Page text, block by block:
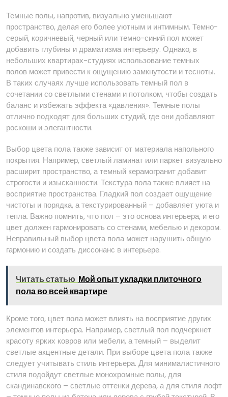
Темные полы, напротив, визуально уменьшают
пространство, делая его более уютным и интимным. Темно-
серый, коричневый, черный или темно-синий пол может
добавить глубины и драматизма интерьеру. Однако, в
небольших квартирах-студиях использование темных
полов может привести к ощущению замкнутости и тесноты.
В таких случаях лучше использовать темный пол в
сочетании со светлыми стенами и потолком, чтобы создать
баланс и избежать эффекта «давления». Темные полы
отлично подходят для больших студий, где они добавляют
роскоши и элегантности.
Выбор цвета пола также зависит от материала напольного
покрытия. Например, светлый ламинат или паркет визуально
расширит пространство, а темный керамогранит добавит
строгости и изысканности. Текстура пола также влияет на
восприятие пространства. Гладкий пол создает ощущение
чистоты и порядка, а текстурированный – добавляет уюта и
тепла. Важно помнить, что пол – это основа интерьера, и его
цвет должен гармонировать со стенами, мебелью и декором.
Неправильный выбор цвета пола может нарушить общую
гармонию и создать диссонанс в интерьере.
Читать статью Мой опыт укладки плиточного
пола во всей квартире
Кроме того, цвет пола может влиять на восприятие других
элементов интерьера. Например, светлый пол подчеркнет
красоту ярких ковров или мебели, а темный – выделит
светлые акцентные детали. При выборе цвета пола также
следует учитывать стиль интерьера. Для минималистичного
стиля подойдут светлые монохромные полы, для
скандинавского – светлые оттенки дерева, а для стиля лофт